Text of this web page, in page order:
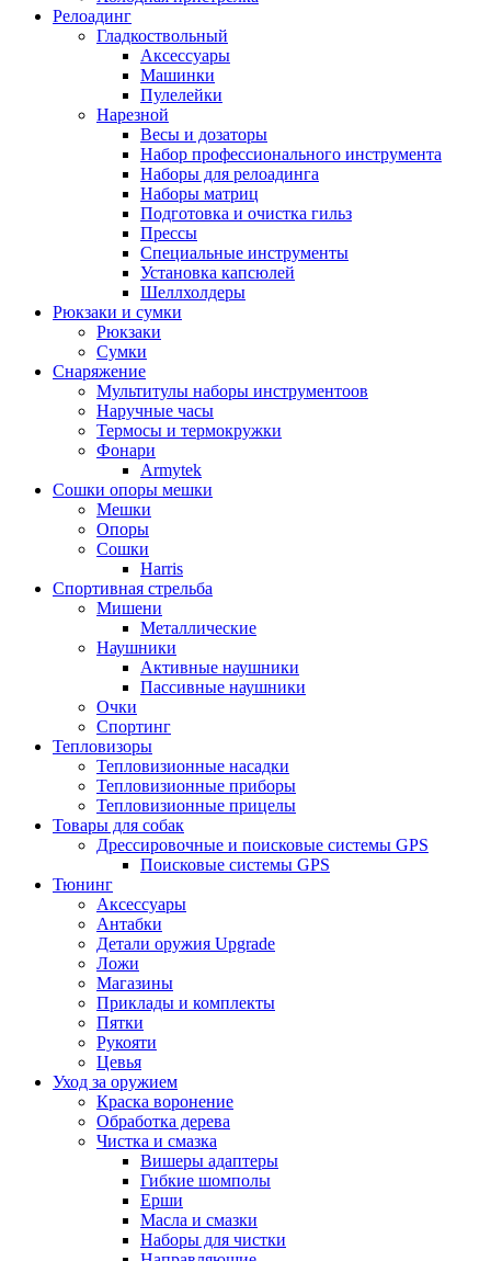
Релоадинг
Гладкоствольный
Аксессуары
Машинки
Пулелейки
Нарезной
Весы и дозаторы
Набор профессионального инструмента
Наборы для релоадинга
Наборы матриц
Подготовка и очистка гильз
Прессы
Специальные инструменты
Установка капсюлей
Шеллхолдеры
Рюкзаки и сумки
Рюкзаки
Сумки
Снаряжение
Мультитулы наборы инструментоов
Наручные часы
Термосы и термокружки
Фонари
Armytek
Сошки опоры мешки
Мешки
Опоры
Сошки
Harris
Спортивная стрельба
Мишени
Металлические
Наушники
Активные наушники
Пассивные наушники
Очки
Спортинг
Тепловизоры
Тепловизионные насадки
Тепловизионные приборы
Тепловизионные прицелы
Товары для собак
Дрессировочные и поисковые системы GPS
Поисковые системы GPS
Тюнинг
Аксессуары
Антабки
Детали оружия Upgrade
Ложи
Магазины
Приклады и комплекты
Пятки
Рукояти
Цевья
Уход за оружием
Краска воронение
Обработка дерева
Чистка и смазка
Вишеры адаптеры
Гибкие шомполы
Ерши
Масла и смазки
Наборы для чистки